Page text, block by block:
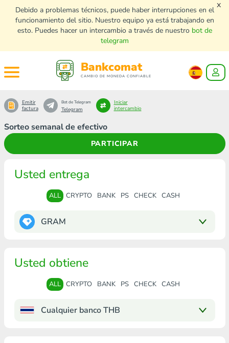
Debido a problemas técnicos, puede haber interrupciones en el
funcionamiento del sitio. Nuestro equipo ya está trabajando en
esto. Puedes hacer un intercambio a través de nuestro bot de
telegram
x
Bankcomat
CAMBIO DE MONEDA CONFIABLE
Sorteo semanal de efectivo
PARTICIPAR
Emitir
factura
Bot de Telegram
Telegram
Iniciar
intercambio
Usted entrega
ALL CRYPTO BANK PS CHECK CASH
GRAM
Usted obtiene
ALL CRYPTO BANK PS CHECK CASH
Cualquier banco THB